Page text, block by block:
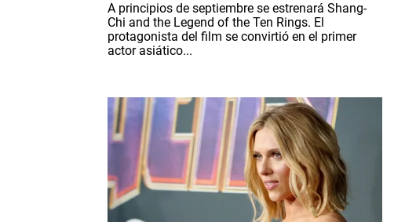
A principios de septiembre se estrenará Shang-
Chi and the Legend of the Ten Rings. El
protagonista del film se convirtió en el primer
actor asiático...